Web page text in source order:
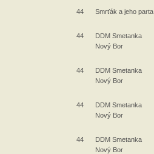
44 Smrťák a jeho parta
44
DDM Smetanka
Nový Bor
44
DDM Smetanka
Nový Bor
44
DDM Smetanka
Nový Bor
44
DDM Smetanka
Nový Bor